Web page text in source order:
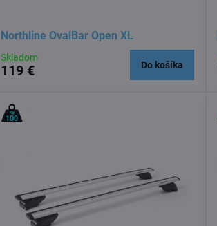
Northline OvalBar Open XL
Skladom
119 € Do košíka